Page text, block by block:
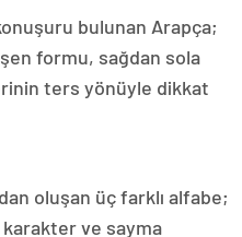
bulunan Arapça;
formu, sağdan sola
ters yönüyle dikkat
oluşan üç farklı alfabe;
karakter ve sayma